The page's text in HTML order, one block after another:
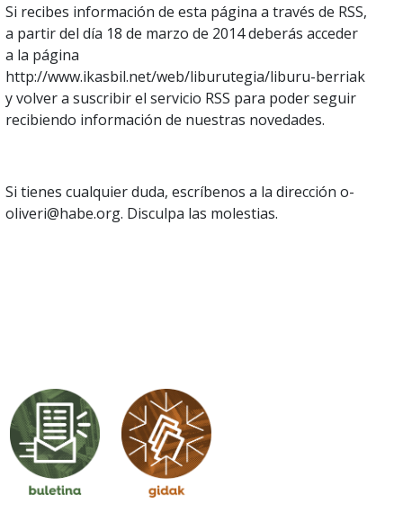
Si recibes información de esta página a través de RSS,
a partir del día 18 de marzo de 2014 deberás acceder
a la página
http://www.ikasbil.net/web/liburutegia/liburu-berriak
y volver a suscribir el servicio RSS para poder seguir
recibiendo información de nuestras novedades.
Si tienes cualquier duda, escríbenos a la dirección o-
oliveri@habe.org. Disculpa las molestias.